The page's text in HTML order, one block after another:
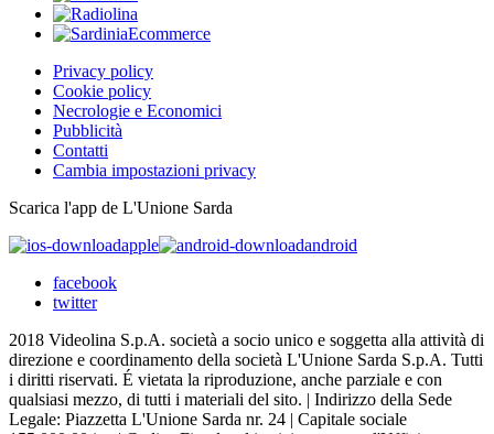
Privacy policy
Cookie policy
Necrologie e Economici
Pubblicità
Contatti
Cambia impostazioni privacy
Scarica l'app de L'Unione Sarda
apple
android
facebook
twitter
2018 Videolina S.p.A. società a socio unico e soggetta alla attività di
direzione e coordinamento della società L'Unione Sarda S.p.A. Tutti
i diritti riservati. É vietata la riproduzione, anche parziale e con
qualsiasi mezzo, di tutti i materiali del sito. | Indirizzo della Sede
Legale: Piazzetta L'Unione Sarda nr. 24 | Capitale sociale